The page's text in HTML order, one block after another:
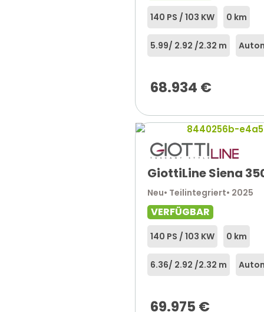
140 PS / 103 KW 0 km
5.99/ 2.92 /2.32 m
68.934 €
GiottiLine Siena
Neu• Teilintegriert• 2025
VERFÜGBAR
140 PS / 103 KW 0 km
6.36/ 2.92 /2.32 m
69.975 €